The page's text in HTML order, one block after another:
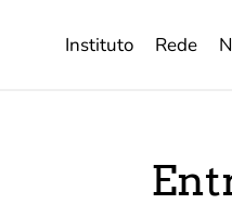
Instituto Rede